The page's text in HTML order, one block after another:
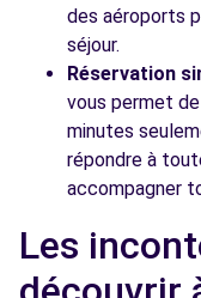
des aéroports
séjour.
Réservation
vous permet
minutes
répondre à
accompagner
Les